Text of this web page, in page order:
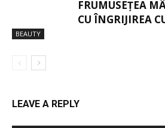
BEAUTY
FRUMUSEȚEA
CU ÎNGRIJIREA
LEAVE A REPLY